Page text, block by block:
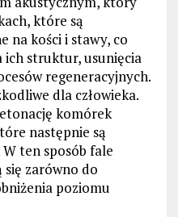
które są
na kości i stawy, co
ich struktur, usunięcia
regeneracyjnych.
dla człowieka.
komórek
następnie są
ten sposób fale
zarówno do
poziomu